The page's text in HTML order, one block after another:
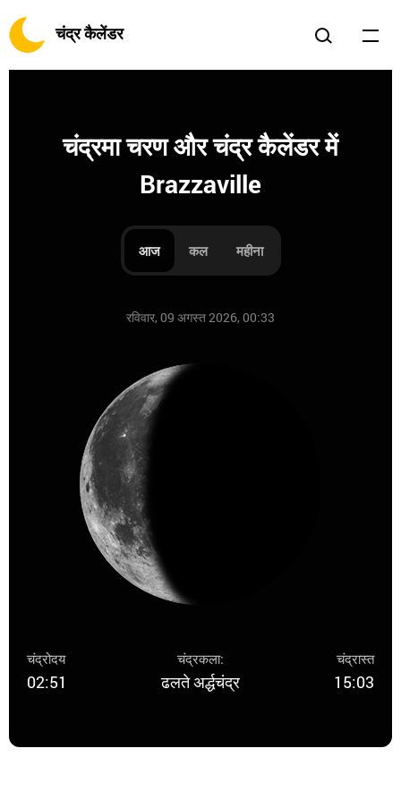
चंद्र कैलेंडर
चंद्रमा चरण और चंद्र कैलेंडर में
Brazzaville
आज कल महीना
रविवार, 09 अगस्त 2026, 00:33
चंद्रोदय
02:51
चंद्रकला:
ढलते अर्द्धचंद्र
चंद्रास्त
15:03